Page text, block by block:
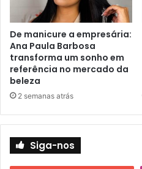
De manicure a empresária:
Ana Paula Barbosa
transforma um sonho em
referência no mercado da
beleza
2 semanas atrás
Siga-nos